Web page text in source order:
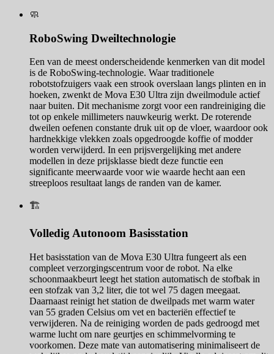
🧼
RoboSwing Dweiltechnologie
Een van de meest onderscheidende kenmerken van dit model
is de RoboSwing-technologie. Waar traditionele
robotstofzuigers vaak een strook overslaan langs plinten en in
hoeken, zwenkt de Mova E30 Ultra zijn dweilmodule actief
naar buiten. Dit mechanisme zorgt voor een randreiniging die
tot op enkele millimeters nauwkeurig werkt. De roterende
dweilen oefenen constante druk uit op de vloer, waardoor ook
hardnekkige vlekken zoals opgedroogde koffie of modder
worden verwijderd. In een prijsvergelijking met andere
modellen in deze prijsklasse biedt deze functie een
significante meerwaarde voor wie waarde hecht aan een
streeploos resultaat langs de randen van de kamer.
🏗️
Volledig Autonoom Basisstation
Het basisstation van de Mova E30 Ultra fungeert als een
compleet verzorgingscentrum voor de robot. Na elke
schoonmaakbeurt leegt het station automatisch de stofbak in
een stofzak van 3,2 liter, die tot wel 75 dagen meegaat.
Daarnaast reinigt het station de dweilpads met warm water
van 55 graden Celsius om vet en bacteriën effectief te
verwijderen. Na de reiniging worden de pads gedroogd met
warme lucht om nare geurtjes en schimmelvorming te
voorkomen. Deze mate van automatisering minimaliseert de